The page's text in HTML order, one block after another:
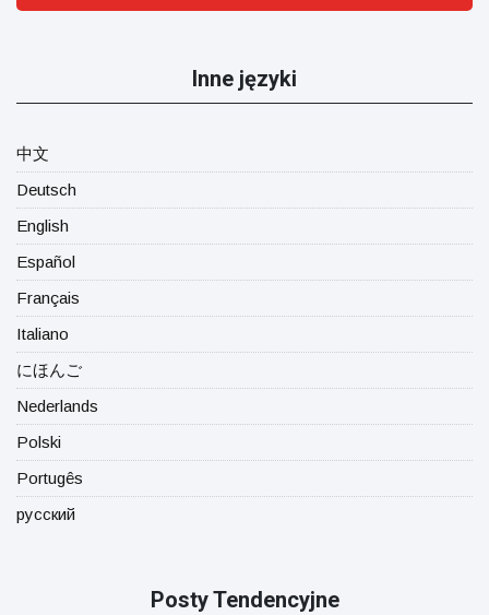
Inne języki
中文
Deutsch
English
Español
Français
Italiano
にほんご
Nederlands
Polski
Portugês
русский
Posty Tendencyjne